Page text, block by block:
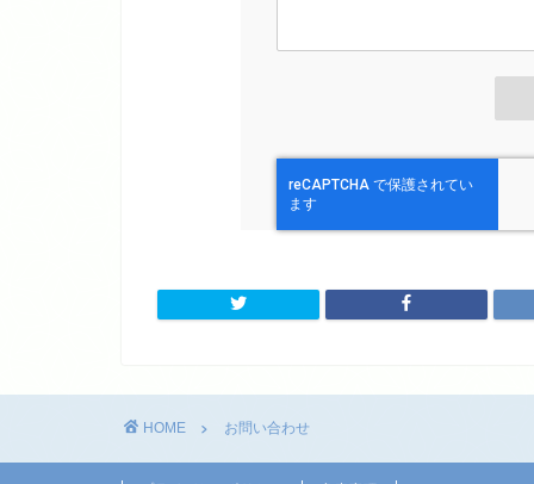
HOME お問い合わせ